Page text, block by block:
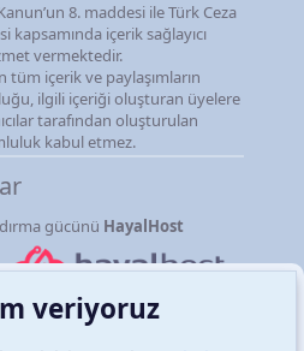
8. maddesi ile Türk Ceza
kapsamında içerik sağlayıcı
vermektedir.
içerik ve paylaşımların
ilgili içeriği oluşturan üyelere
tarafından oluşturulan
kabul etmez.
gücünü HayalHost
veriyoruz